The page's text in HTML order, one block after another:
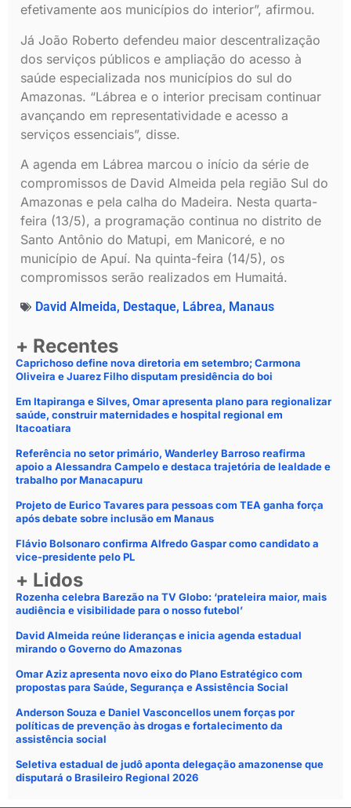
efetivamente aos municípios do interior”, afirmou.
Já João Roberto defendeu maior descentralização
dos serviços públicos e ampliação do acesso à
saúde especializada nos municípios do sul do
Amazonas. “Lábrea e o interior precisam continuar
avançando em representatividade e acesso a
serviços essenciais”, disse.
A agenda em Lábrea marcou o início da série de
compromissos de David Almeida pela região Sul do
Amazonas e pela calha do Madeira. Nesta quarta-
feira (13/5), a programação continua no distrito de
Santo Antônio do Matupi, em Manicoré, e no
município de Apuí. Na quinta-feira (14/5), os
compromissos serão realizados em Humaitá.
David Almeida, Destaque, Lábrea, Manaus
+ Recentes
Caprichoso define nova diretoria em setembro; Carmona
Oliveira e Juarez Filho disputam presidência do boi
Em Itapiranga e Silves, Omar apresenta plano para regionalizar
saúde, construir maternidades e hospital regional em
Itacoatiara
Referência no setor primário, Wanderley Barroso reafirma
apoio a Alessandra Campelo e destaca trajetória de lealdade e
trabalho por Manacapuru
Projeto de Eurico Tavares para pessoas com TEA ganha força
após debate sobre inclusão em Manaus
Flávio Bolsonaro confirma Alfredo Gaspar como candidato a
vice-presidente pelo PL
+ Lidos
Rozenha celebra Barezão na TV Globo: ‘prateleira maior, mais
audiência e visibilidade para o nosso futebol’
David Almeida reúne lideranças e inicia agenda estadual
mirando o Governo do Amazonas
Omar Aziz apresenta novo eixo do Plano Estratégico com
propostas para Saúde, Segurança e Assistência Social
Anderson Souza e Daniel Vasconcellos unem forças por
políticas de prevenção às drogas e fortalecimento da
assistência social
Seletiva estadual de judô aponta delegação amazonense que
disputará o Brasileiro Regional 2026